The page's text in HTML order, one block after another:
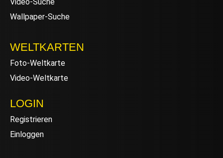
Wallpaper-Suche
WELTKARTEN
Foto-Weltkarte
Video-Weltkarte
LOGIN
Registrieren
Einloggen